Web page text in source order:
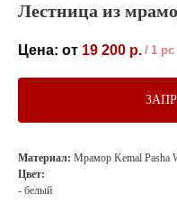
Лестница из
19 200 р. / 1 pc
Материал: Мрамор Kemal Pasha
Цвет:
- белый